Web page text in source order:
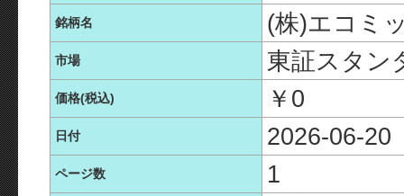
銘柄名 (株)エコミ
市場 東証スタン
価格(税込) ￥0
日付 2026-06-20
ページ数 1